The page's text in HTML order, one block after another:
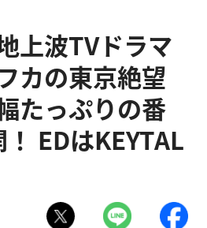
上波TVドラマ
カの東京絶望
たっぷりの番
EDはKEYTAL